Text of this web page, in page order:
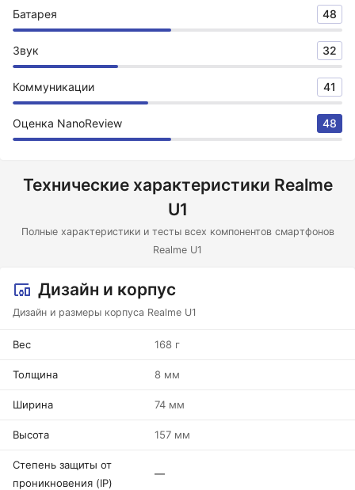
Батарея 48
Звук 32
Коммуникации 41
Оценка NanoReview 48
Технические характеристики Realme
U1
Полные характеристики и тесты всех компонентов смартфонов
Realme U1
Дизайн и корпус
Дизайн и размеры корпуса Realme U1
Вес 168 г
Толщина 8 мм
Ширина 74 мм
Высота 157 мм
Степень защиты от
проникновения (IP)
—